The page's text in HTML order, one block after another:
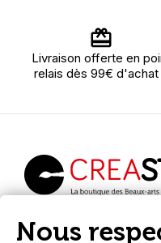
Livraison offerte en
relais dès 99€
fournitures
Nous